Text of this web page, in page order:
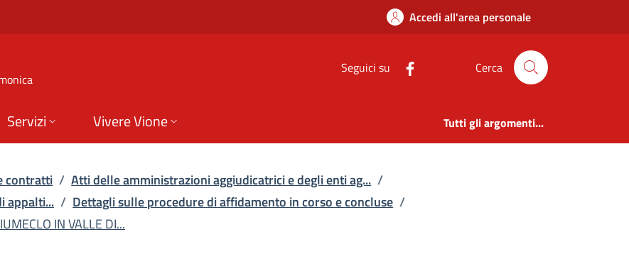
DEL TORRENTEAccedi all'area personale
Seguici su Cerca
Servizi Vivere Vione Tutti gli argomenti...
contratti / Atti delle amministrazioni aggiudicatrici e degli enti ag... /
appalti... / Dettagli sulle procedure di affidamento in corso e concluse /
IN VALLE DI...